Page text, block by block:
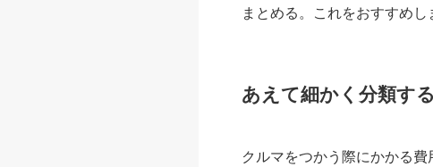
まとめる。これをおすすめし
あえて細かく分類す
クルマをつかう際にかかる